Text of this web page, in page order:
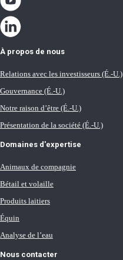
À propos de nous
Relations avec les investisseurs (É.-U.)
Gouvernance (É.-U.)
Notre raison d’être (É.-U.)
Présentation de la société (É.-U.)
Domaines d'expertise
Animaux de compagnie
Bétail et volaille
Produits laitiers
Équin
Analyse de l’eau
Nous contacter